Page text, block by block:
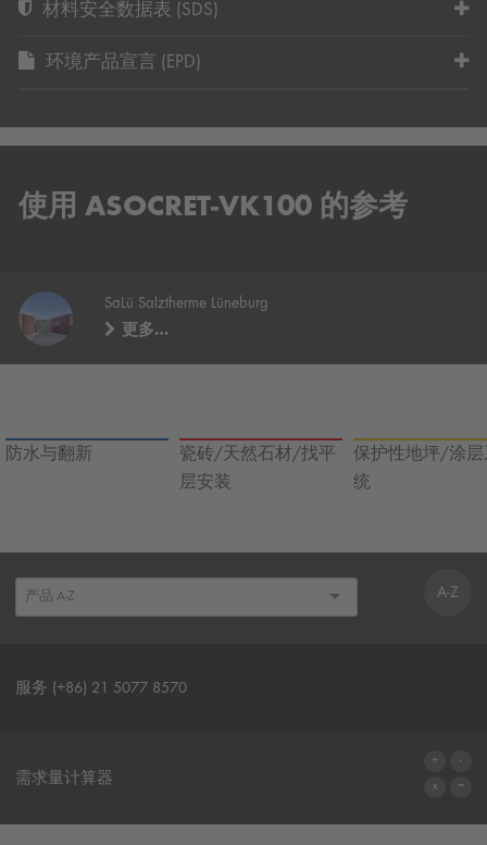
材料安全数据表 (SDS)
环境产品宣言 (EPD)
使用 ASOCRET-VK100 的参考
SaLü Salztherme Lüneburg
更多…
防水与翻新
瓷砖/天然石材/找平
层安装
保护性地坪/涂层
统
A-Z
服务 (+86) 21 5077 8570
需求量计算器